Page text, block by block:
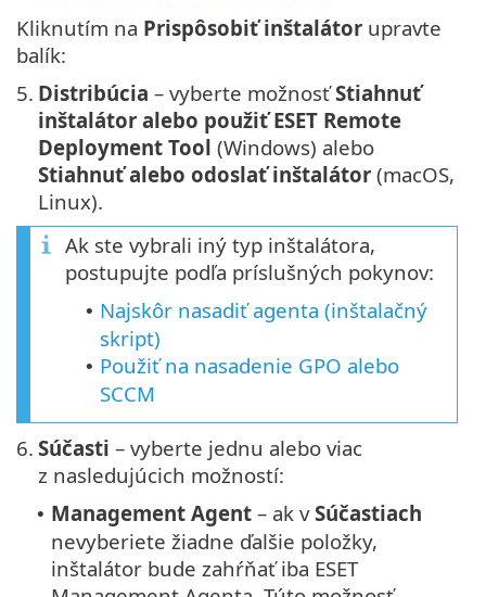
Kliknutím na Prispôsobiť inštalátor upravte
balík:
5. Distribúcia – vyberte možnosťStiahnuť
inštalátor alebo použiť ESET Remote
Deployment Tool (Windows) alebo
Stiahnuť alebo odoslať inštalátor (macOS,
Linux).
Ak ste vybrali iný typ inštalátora,
postupujte podľa príslušných pokynov:
• Najskôr nasadiť agenta (inštalačný
skript)
• Použiť na nasadenie GPO alebo
SCCM
6. Súčasti – vyberte jednu alebo viac
z nasledujúcich možností:
• Management Agent – ak vSúčastiach
nevyberiete žiadne ďalšie položky,
inštalátor bude zahŕňať iba ESET